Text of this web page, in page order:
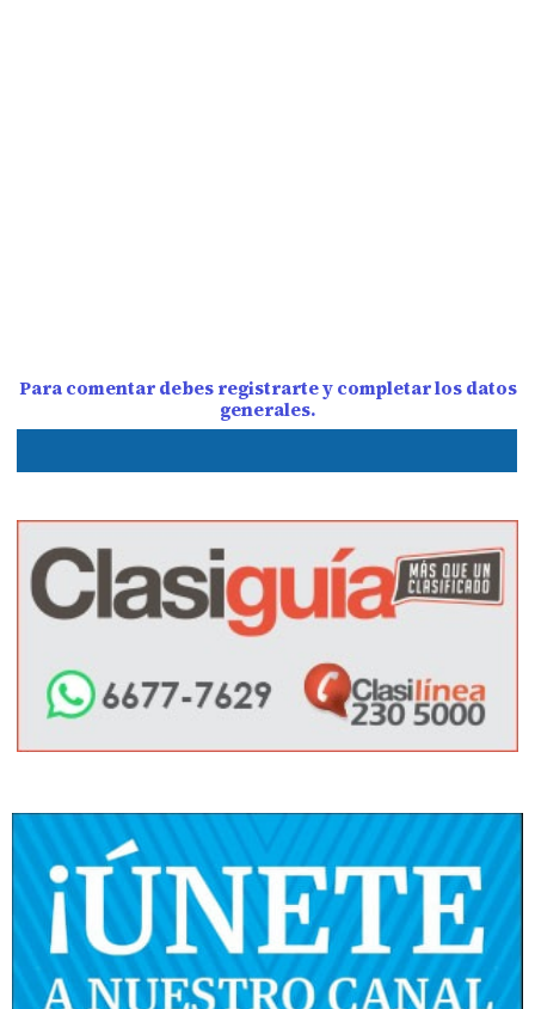
Para comentar debes registrarte y completar los datos
generales.